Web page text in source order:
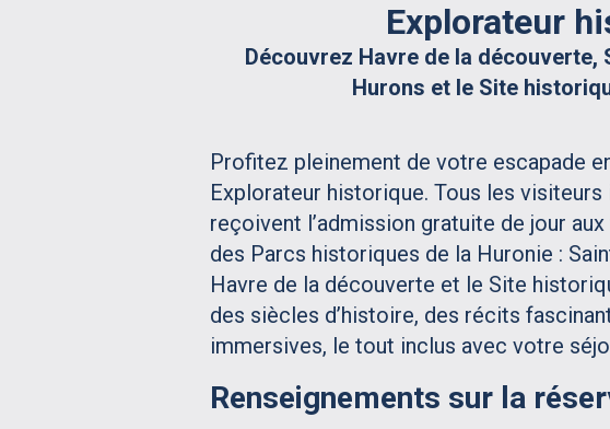
Explorateur
Découvrez Havre de la
Hurons et le Site
Profitez pleinement de votre escapade
Explorateur historique. Tous les
reçoivent l’admission gratuite de jour
des Parcs historiques de la Huronie :
Havre de la découverte et le Site
des siècles d’histoire, des récits
immersives, le tout inclus avec votre
Renseignements sur la